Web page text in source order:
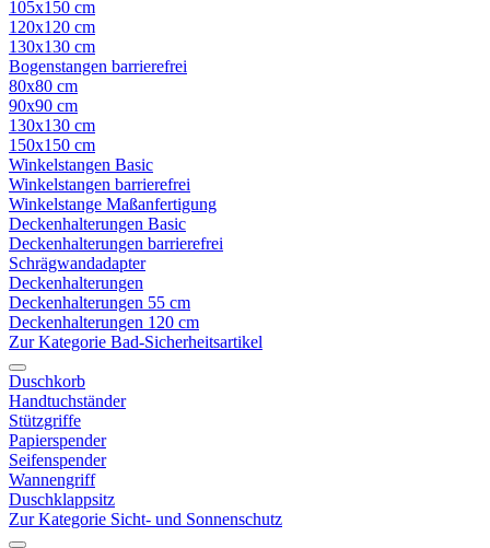
105x150 cm
120x120 cm
130x130 cm
Bogenstangen barrierefrei
80x80 cm
90x90 cm
130x130 cm
150x150 cm
Winkelstangen Basic
Winkelstangen barrierefrei
Winkelstange Maßanfertigung
Deckenhalterungen Basic
Deckenhalterungen barrierefrei
Schrägwandadapter
Deckenhalterungen
Deckenhalterungen 55 cm
Deckenhalterungen 120 cm
Zur Kategorie Bad-Sicherheitsartikel
Duschkorb
Handtuchständer
Stützgriffe
Papierspender
Seifenspender
Wannengriff
Duschklappsitz
Zur Kategorie Sicht- und Sonnenschutz